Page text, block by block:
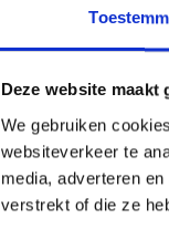
Deze website
We gebruiken
websiteverkeer te
media, adverteren
verstrekt of die ze